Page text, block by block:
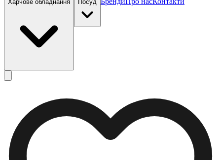
Харчове обладнання Посуд